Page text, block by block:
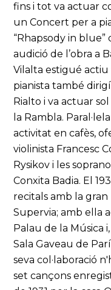
fins i tot va actuar
un Concert per a
“Rhapsody in blue”
audició de l’obra a
Vilalta estigué actiu
pianista també
Rialto i va actuar
la Rambla.
activitat en cafès,
violinista Francesc
Rysikov i les
Conxita Badia. El
recitals amb la
Supervia; amb ella
Palau de la Música
Sala Gaveau de
seva col·laboració
set cançons